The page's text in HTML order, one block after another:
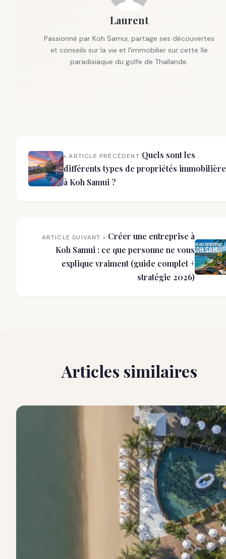
Laurent
Passionné par Koh Samui, partage ses découvertes
et conseils sur la vie et l'immobilier sur cette île
paradisiaque du golfe de Thaïlande.
« ARTICLE PRÉCÉDENT Quels sont les
différents types de propriétés
à Koh Samui ?
ARTICLE SUIVANT » Créer une entreprise à
Koh Samui : ce que personne ne vous
explique vraiment (guide complet +
stratégie 2026)
Articles similaires